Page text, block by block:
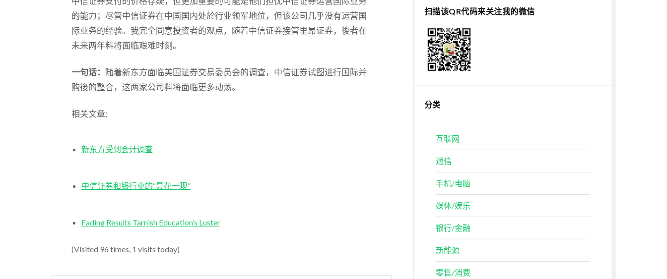
的能力；尽管中信证券在中国国内处於行业领军地位，但该公司几乎没有运营国
际业务的经验。我完全同意投资者的观点，随着中信证券接管里昂证券，後者在
未来两年料将面临艰难时刻。
一句话： 随着新东方面临美国证券交易委员会的调查，中信证券试图进行国际并
购後的整合，这两家公司料将面临更多动荡。
相关文章:
新东方受到会计调查
中信证券和银行业的“昙花一现”
Fading Results Tarnish Education’s Luster
(Visited 96 times, 1 visits today)
扫描该QR代码来关注我的微信
分类
互联网
通信
手机/电脑
媒体/娱乐
银行/金融
新能源
零售/消费